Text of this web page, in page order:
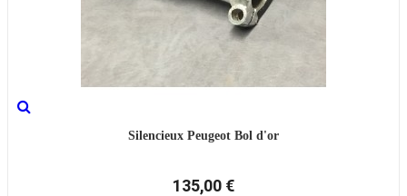
Silencieux Peugeot Bol d'or
135,00 €